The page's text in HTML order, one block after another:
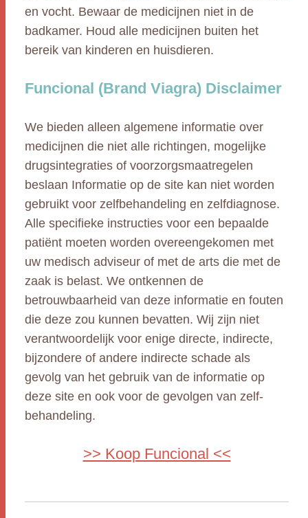
en vocht. Bewaar de medicijnen niet in de
badkamer. Houd alle medicijnen buiten het
bereik van kinderen en huisdieren.
Funcional (Brand Viagra) Disclaimer
We bieden alleen algemene informatie over
medicijnen die niet alle richtingen, mogelijke
drugsintegraties of voorzorgsmaatregelen
beslaan Informatie op de site kan niet worden
gebruikt voor zelfbehandeling en zelfdiagnose.
Alle specifieke instructies voor een bepaalde
patiënt moeten worden overeengekomen met
uw medisch adviseur of met de arts die met de
zaak is belast. We ontkennen de
betrouwbaarheid van deze informatie en fouten
die deze zou kunnen bevatten. Wij zijn niet
verantwoordelijk voor enige directe, indirecte,
bijzondere of andere indirecte schade als
gevolg van het gebruik van de informatie op
deze site en ook voor de gevolgen van zelf-
behandeling.
>> Koop Funcional <<